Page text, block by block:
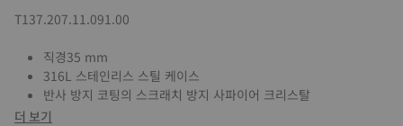
T137.207.11.091.00
직경35 mm
316L 스테인리스 스틸 케이스
반사 방지 코팅의 스크래치 방지 사파이어 크리스탈
더 보기